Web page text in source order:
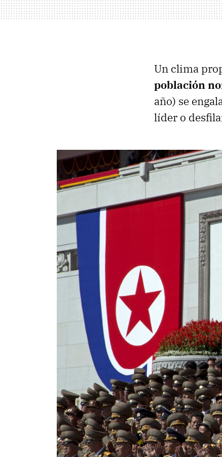
Un clima
población
año) se
líder o